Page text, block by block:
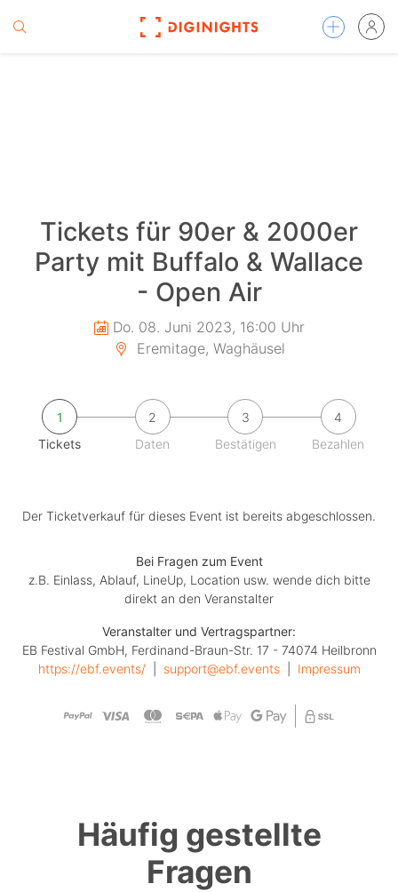
Tickets für 90er & 2000er
Party mit Buffalo & Wallace
- Open Air
Do. 08. Juni 2023, 16:00 Uhr
Eremitage, Waghäusel
1
Tickets
2
Daten
3
Bestätigen
4
Bezahlen
Der Ticketverkauf für dieses Event ist bereits abgeschlossen.
Bei Fragen zum Event
z.B. Einlass, Ablauf, LineUp, Location usw. wende dich bitte
direkt an den Veranstalter
Veranstalter und Vertragspartner:
EB Festival GmbH, Ferdinand-Braun-Str. 17 - 74074 Heilbronn
https://ebf.events/
  |
support@ebf.events
  |
Impressum
Häufig gestellte
Fragen